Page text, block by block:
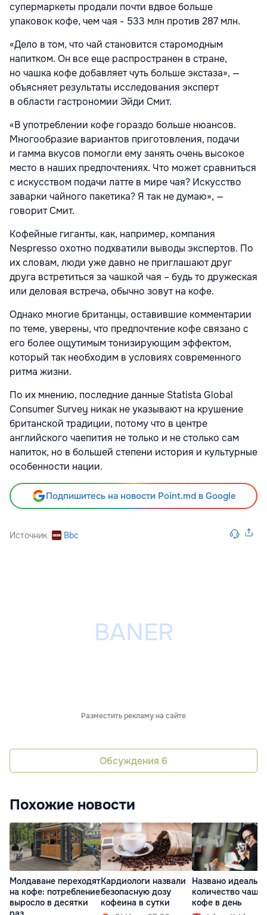
супермаркеты продали почти вдвое больше
упаковок кофе, чем чая - 533 млн против 287 млн.
«Дело в том, что чай становится старомодным
напитком. Он все еще распространен в стране,
но чашка кофе добавляет чуть больше экстаза», —
объясняет результаты исследования эксперт
в области гастрономии Эйди Смит.
«В употреблении кофе гораздо больше нюансов.
Многообразие вариантов приготовления, подачи
и гамма вкусов помогли ему занять очень высокое
место в наших предпочтениях. Что может сравниться
с искусством подачи латте в мире чая? Искусство
заварки чайного пакетика? Я так не думаю», —
говорит Смит.
Кофейные гиганты, как, например, компания
Nespresso охотно подхватили выводы экспертов. По
их словам, люди уже давно не приглашают друг
друга встретиться за чашкой чая – будь то дружеская
или деловая встреча, обычно зовут на кофе.
Однако многие британцы, оставившие комментарии
по теме, уверены, что предпочтение кофе связано с
его более ощутимым тонизирующим эффектом,
который так необходим в условиях современного
ритма жизни.
По их мнению, последние данные Statista Global
Consumer Survey никак не указывают на крушение
британской традиции, потому что в центре
английского чаепития не только и не столько сам
напиток, но в большей степени история и культурные
особенности нации.
Подпишитесь на новости Point.md в Google
Источник Bbc
Разместить рекламу на сайте
Обсуждения 6
Похожие новости
Молдаване переходят
на кофе: потребление
выросло в десятки
Кардиологи назвали
безопасную дозу
кофеина в сутки
Названо
количество чашек
кофе в день